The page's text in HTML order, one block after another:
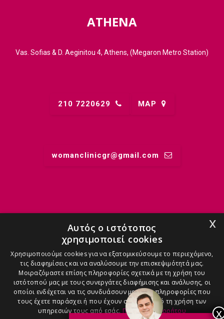
ATHENA
Vas. Sofias & D. Aeginitou 4, Athens, (Megaron Metro Station)
210 7220629 MAP
womanclinicgr@gmail.comㅤ
MIDWIFERY
ANASTASIA - 6971909090
ANGELIKI - 6986100600
x
Αυτός ο ιστότοπος
χρησιμοποιεί cookies
Χρησιμοποιούμε cookies για να εξατομικεύσουμε το περιεχόμενο,
τις διαφημίσεις και να αναλύσουμε την επισκεψιμότητά μας.
Μοιραζόμαστε επίσης πληροφορίες σχετικά με τη χρήση του
ιστότοπού μας με τους συνεργάτες διαφήμισης και ανάλυσης, οι
οποίοι ενδέχεται να τις συνδυάσουν με άλλες πληροφορίες που
τους έχετε παράσχει ή που έχουν συλλέξει από τη χρήση των
υπηρεσιών τους από εσάς. Πολιτική Απορρήτου